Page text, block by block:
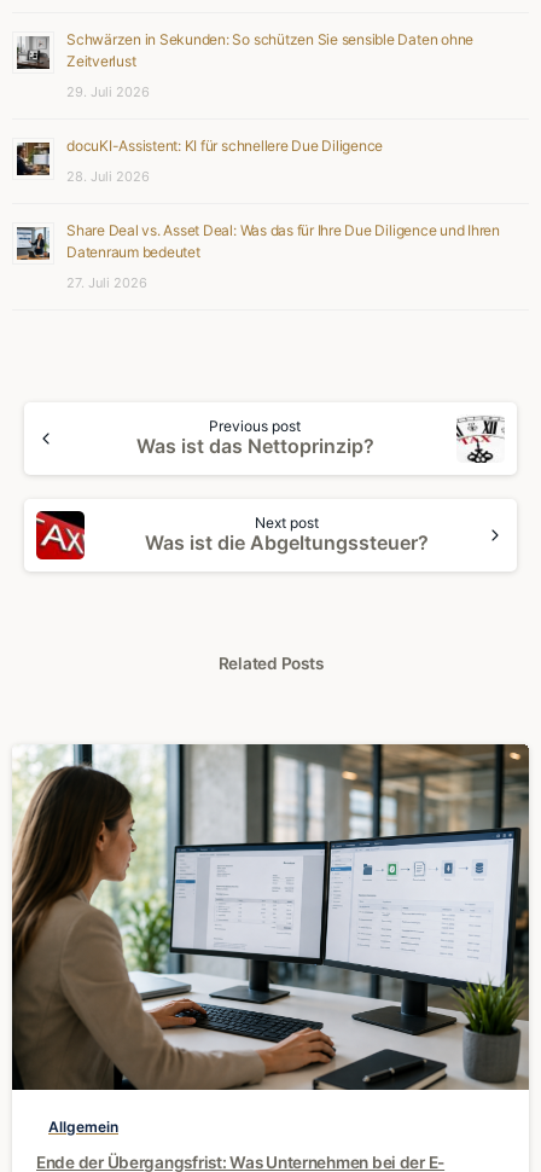
Schwärzen in Sekunden: So schützen Sie sensible Daten ohne
Zeitverlust
29. Juli 2026
docuKI-Assistent: KI für schnellere Due Diligence
28. Juli 2026
Share Deal vs. Asset Deal: Was das für Ihre Due Diligence und Ihren
Datenraum bedeutet
27. Juli 2026
Reading
Previous post
Was ist das Nettoprinzip?
Next post
Was ist die Abgeltungssteuer?
Related Posts
0
Allgemein
Ende der Übergangsfrist: Was Unternehmen bei der E-